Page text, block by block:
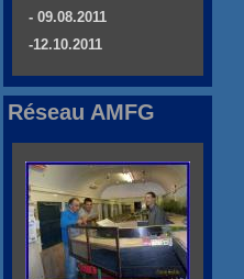
- 09.08.2011
-12.10.2011
Réseau AMFG